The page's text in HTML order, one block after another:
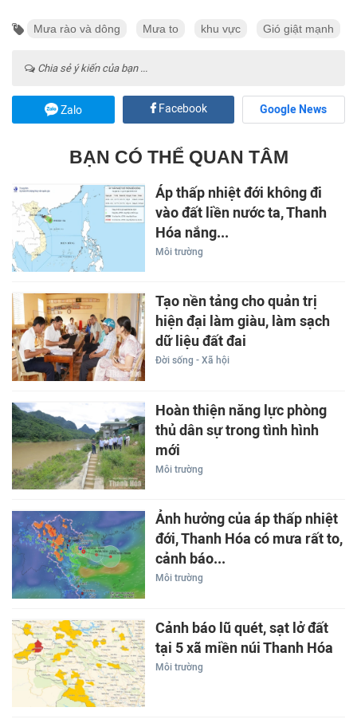
Mưa rào và dông Mưa to khu vực Gió giật mạnh
Chia sẻ ý kiến của bạn ...
Zalo Facebook Google News
BẠN CÓ THỂ QUAN TÂM
Áp thấp nhiệt đới không đi
vào đất liền nước ta, Thanh
Hóa nắng...
Môi trường
Tạo nền tảng cho quản trị
hiện đại làm giàu, làm sạch
dữ liệu đất đai
Đời sống - Xã hội
Hoàn thiện năng lực phòng
thủ dân sự trong tình hình
mới
Môi trường
Ảnh hưởng của áp thấp nhiệt
đới, Thanh Hóa có mưa rất to,
cảnh báo...
Môi trường
Cảnh báo lũ quét, sạt lở đất
tại 5 xã miền núi Thanh Hóa
Môi trường